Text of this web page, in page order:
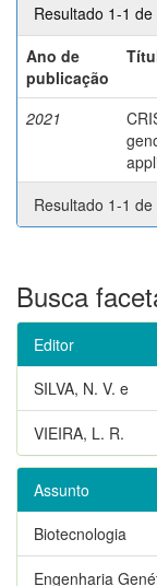
Resultado 1-1 de
Ano de
publicação
2021
Resultado 1-1 de
Busca
Editor
SILVA, N. V. e
VIEIRA, L. R.
Assunto
Biotecnologia
Engenharia